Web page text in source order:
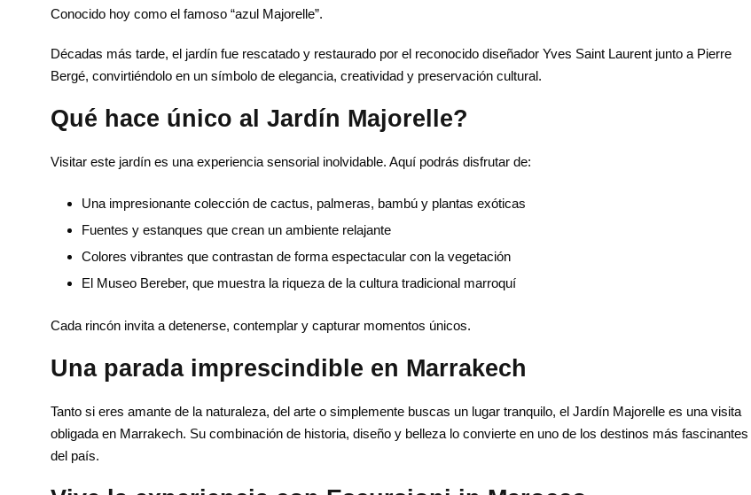
Conocido hoy como el famoso “azul Majorelle”.
Décadas más tarde, el jardín fue rescatado y restaurado por el reconocido diseñador Yves Saint Laurent junto a Pierre
Bergé, convirtiéndolo en un símbolo de elegancia, creatividad y preservación cultural.
Qué hace único al Jardín Majorelle?
Visitar este jardín es una experiencia sensorial inolvidable. Aquí podrás disfrutar de:
Una impresionante colección de cactus, palmeras, bambú y plantas exóticas
Fuentes y estanques que crean un ambiente relajante
Colores vibrantes que contrastan de forma espectacular con la vegetación
El Museo Bereber, que muestra la riqueza de la cultura tradicional marroquí
Cada rincón invita a detenerse, contemplar y capturar momentos únicos.
Una parada imprescindible en Marrakech
Tanto si eres amante de la naturaleza, del arte o simplemente buscas un lugar tranquilo, el Jardín Majorelle es una visita
obligada en Marrakech. Su combinación de historia, diseño y belleza lo convierte en uno de los destinos más fascinantes
del país.
Tripadvisor Contáctenos Enlaces útiles